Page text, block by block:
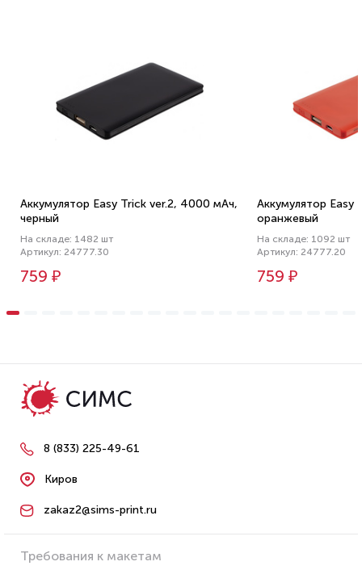
Аккумулятор Easy Trick ver.2, 4000 мАч,
черный
На складе: 1482 шт
Артикул: 24777.30
759 ₽
Аккумулятор
оранжевый
На складе: 1092 шт
Артикул: 24777.20
759 ₽
8 (833) 225-49-61
Киров
zakaz2@sims-print.ru
Требования к макетам